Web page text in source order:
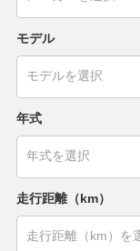
モデル
年式
走行距離（km）